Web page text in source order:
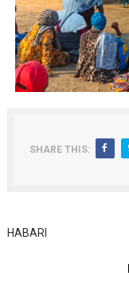
SHARE THIS:
HABARI